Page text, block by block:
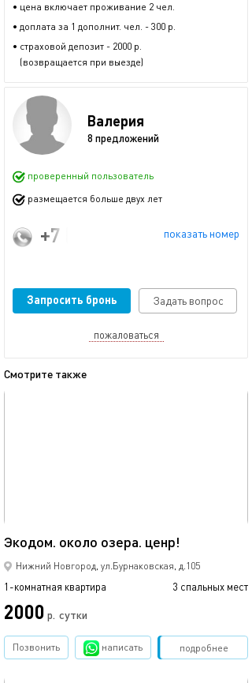
• цена включает проживание 2 чел.
• доплата за 1 дополнит. чел. - 300 р.
• страховой депозит - 2000 р.
(возвращается при выезде)
Валерия
8 предложений
проверенный пользователь
размещается больше двух лет
показать номер
+7 (920) 258-59-48
Запросить бронь Задать вопрос
пожаловаться
Смотрите также
Экодом. около озера. ценр!
Нижний Новгород, ул.Бурнаковская, д.105
1-комнатная квартира 3 спальных мест
2000 р. сутки
подробнее
Позвонить написать Забронировать